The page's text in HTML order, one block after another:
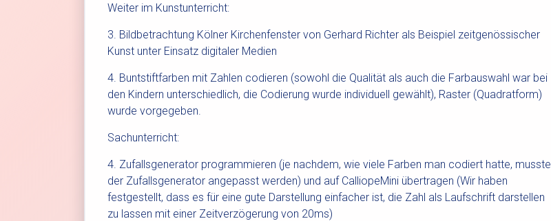
Weiter im Kunstunterricht:
3. Bildbetrachtung Kölner Kirchenfenster von Gerhard Richter als Beispiel zeitgenössischer
Kunst unter Einsatz digitaler Medien
4. Buntstiftfarben mit Zahlen codieren (sowohl die Qualität als auch die Farbauswahl war bei
den Kindern unterschiedlich, die Codierung wurde individuell gewählt), Raster (Quadratform)
wurde vorgegeben.
Sachunterricht:
4. Zufallsgenerator programmieren (je nachdem, wie viele Farben man codiert hatte, musste
der Zufallsgenerator angepasst werden) und auf CalliopeMini übertragen (Wir haben
festgestellt, dass es für eine gute Darstellung einfacher ist, die Zahl als Laufschrift darstellen
zu lassen mit einer Zeitverzögerung von 20ms)